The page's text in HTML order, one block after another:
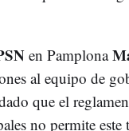
en Pamplona
al equipo de
que el
no permite este